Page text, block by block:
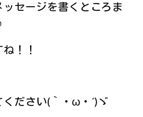
セージを書くところま
！！
ださい(｀・ω・´)ゞ